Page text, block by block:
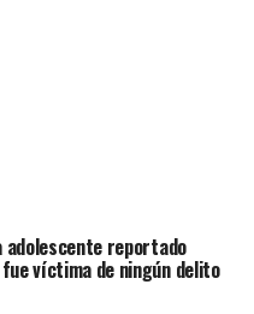
adolescente reportado
víctima de ningún delito